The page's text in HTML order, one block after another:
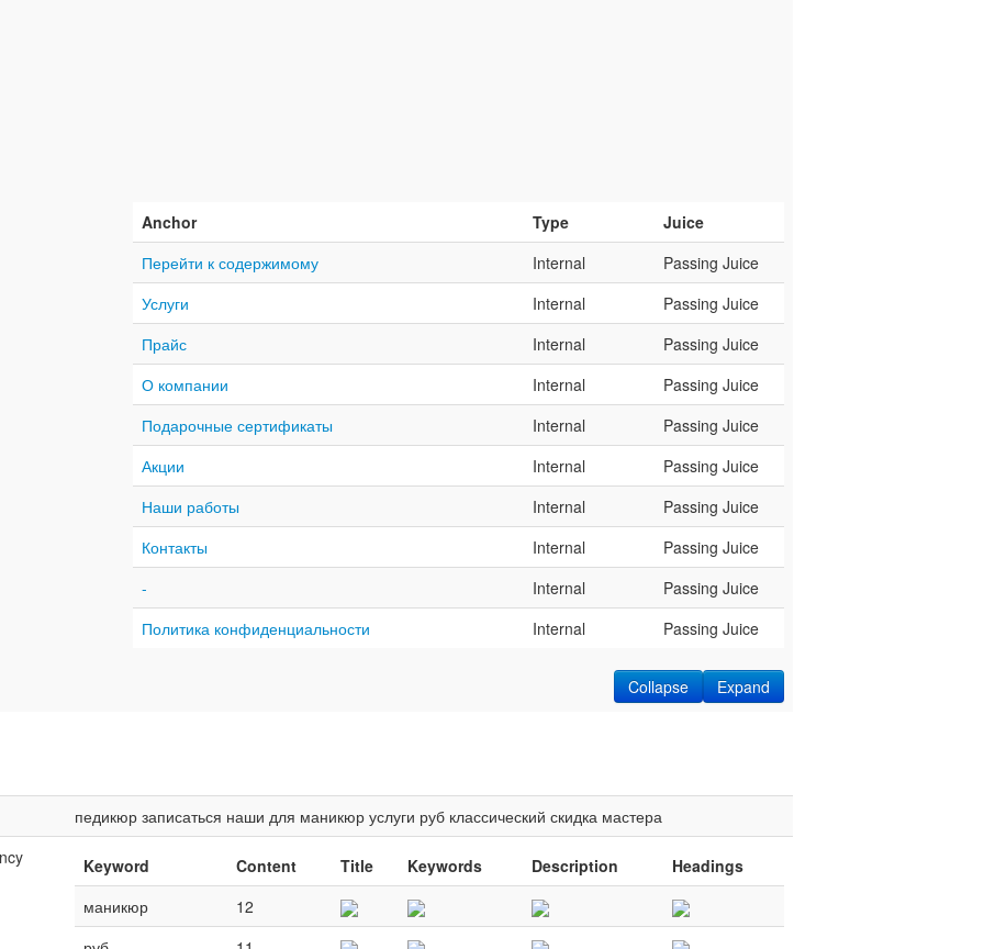
Anchor Type
Juice
Перейти к содержимому
Internal
Passing Juice
Услуги
Internal
Passing Juice
Прайс
Internal
Passing Juice
О компании
Internal
Passing Juice
Подарочные сертификаты
Internal
Passing Juice
Акции
Internal
Passing Juice
Наши работы
Internal
Passing Juice
Контакты
Internal
Passing Juice
-
Internal
Passing Juice
Политика конфиденциальности
Internal Passing Juice
Expand
Collapse
педикюр записаться наши для маникюр услуги руб классический скидка мастера
Keyword Content Title Keywords Description
Headings
маникюр
12